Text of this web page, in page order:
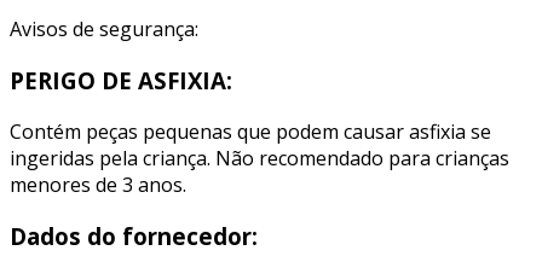
Avisos de segurança:
PERIGO DE ASFIXIA:
Contém peças pequenas que podem causar asfixia se
ingeridas pela criança. Não recomendado para crianças
menores de 3 anos.
Dados do fornecedor: